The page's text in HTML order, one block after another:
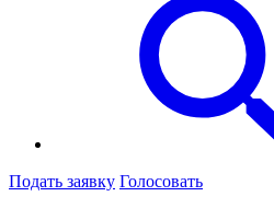
Подать заявку Голосовать